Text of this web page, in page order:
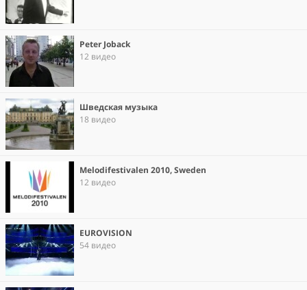
Peter Joback
12 видео
Шведская музыка
18 видео
Melodifestivalen 2010, Sweden
12 видео
EUROVISION
54 видео